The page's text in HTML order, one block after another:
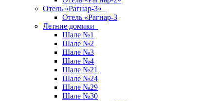
Отель «Рагнар-3»
Отель «Рагнар-3
Летние домики
Шале №1
Шале №2
Шале №3
Шале №4
Шале №21
Шале №24
Шале №29
Шале №30